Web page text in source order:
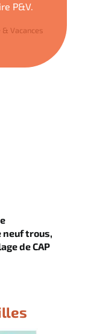
P&V.
& Vacances
neuf trous,
de CAP